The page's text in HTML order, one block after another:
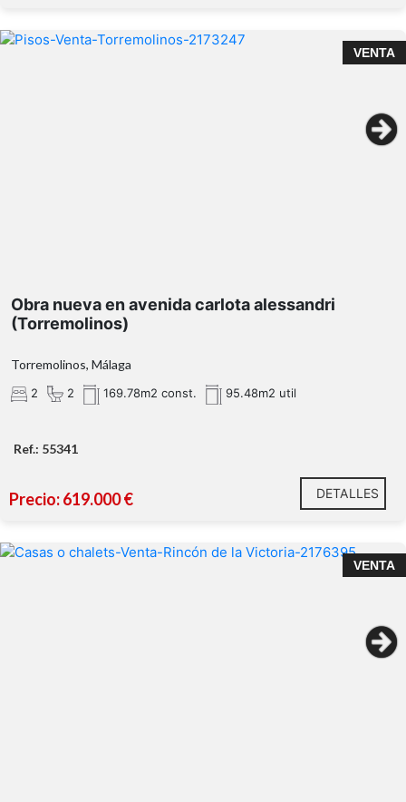
VENTA
Obra nueva en avenida carlota alessandri
(Torremolinos)
Torremolinos, Málaga
2 2 169.78m2 const. 95.48m2 util
Ref.: 55341
Precio: 619.000 € DETALLES
VENTA